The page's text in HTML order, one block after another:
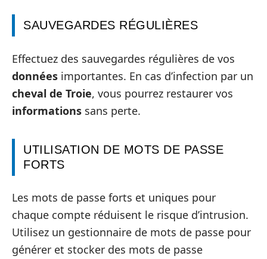
SAUVEGARDES RÉGULIÈRES
Effectuez des sauvegardes régulières de vos
données importantes. En cas d’infection par un
cheval de Troie, vous pourrez restaurer vos
informations sans perte.
UTILISATION DE MOTS DE PASSE
FORTS
Les mots de passe forts et uniques pour
chaque compte réduisent le risque d’intrusion.
Utilisez un gestionnaire de mots de passe pour
générer et stocker des mots de passe